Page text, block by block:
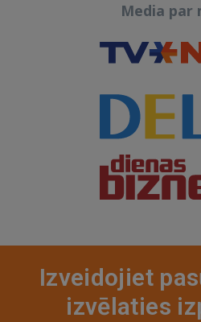
Media par
Izveidojiet
izvēlaties